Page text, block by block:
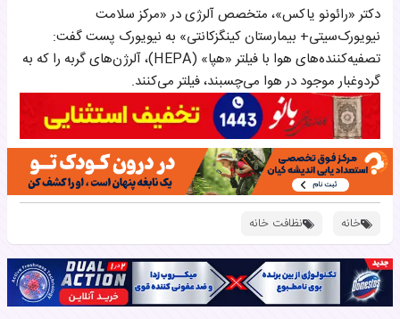
دکتر «رائونو یاکس»، متخصص آلرژی در «مرکز سلامت
نیویورک‌سیتی+ بیمارستان کینگزکانتی» به نیویورک پست گفت:
تصفیه‌کننده‌های هوا با فیلتر «هپا» (HEPA)، آلرژن‌های گربه را که به
گردوغبار موجود در هوا می‌چسبند، فیلتر می‌کنند.
خانه نظافت خانه